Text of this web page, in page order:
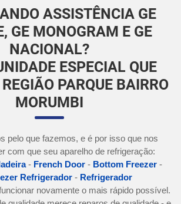
ASSISTÊNCIA GE
GE MONOGRAM E GE
NACIONAL?
ESPECIAL QUE
PARQUE BAIRRO
MORUMBI
pelo que fazemos, e é por isso que nos
com que seu aparelho de refrigeração:
- French Door - Bottom Freezer -
Refrigerador - Refrigerador
novamente o mais rápido possível.